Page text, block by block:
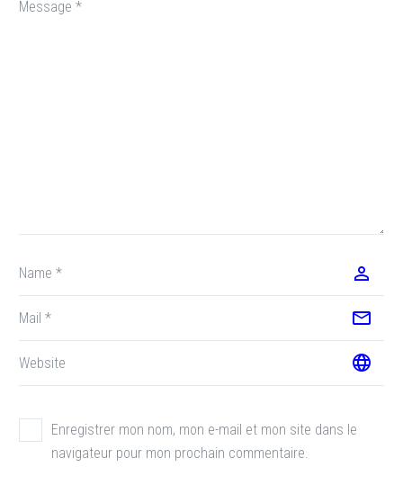
Enregistrer mon nom, mon e-mail et mon site dans le
navigateur pour mon prochain commentaire.